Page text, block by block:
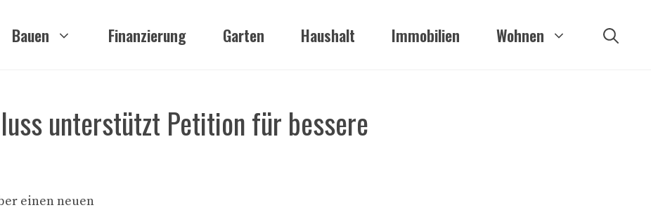
Bauen Finanzierung Garten Haushalt Immobilien Wohnen
unterstützt Petition für bessere
einen neuen